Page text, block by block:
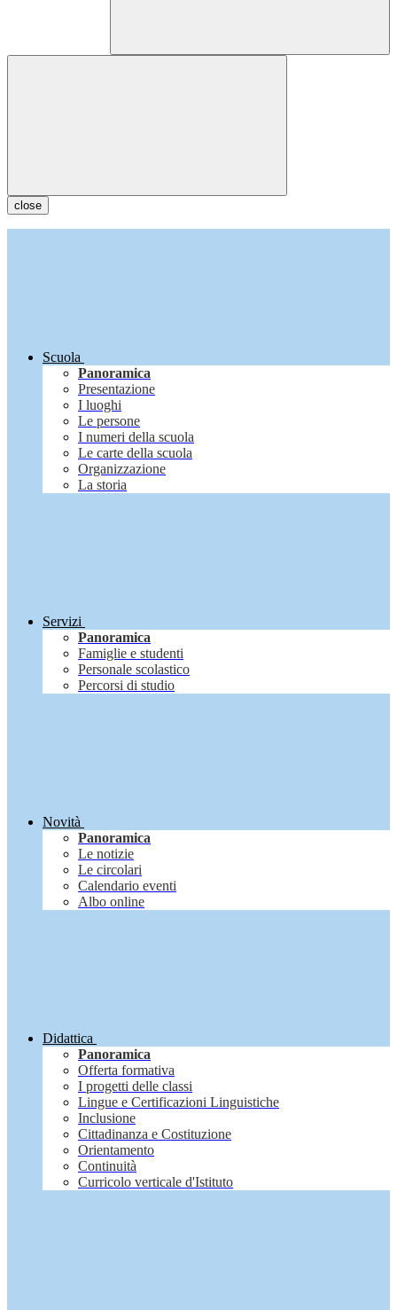
close
Scuola
Panoramica
Presentazione
I luoghi
Le persone
I numeri della scuola
Le carte della scuola
Organizzazione
La storia
Servizi
Panoramica
Famiglie e studenti
Personale scolastico
Percorsi di studio
Novità
Panoramica
Le notizie
Le circolari
Calendario eventi
Albo online
Didattica
Panoramica
Offerta formativa
I progetti delle classi
Lingue e Certificazioni Linguistiche
Inclusione
Cittadinanza e Costituzione
Orientamento
Continuità
Curricolo verticale d'Istituto